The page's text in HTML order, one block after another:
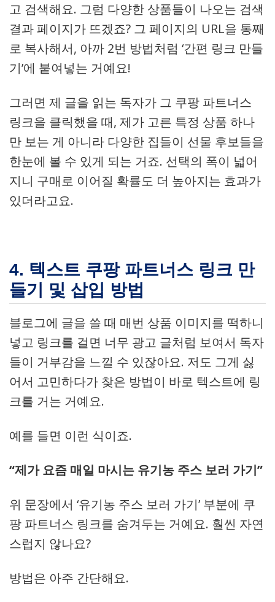
고 검색해요. 그럼 다양한 상품들이 나오는 검색
결과 페이지가 뜨겠죠? 그 페이지의 URL을 통째
로 복사해서, 아까 2번 방법처럼 ‘간편 링크 만들
기’에 붙여넣는 거예요!
그러면 제 글을 읽는 독자가 그 쿠팡 파트너스
링크을 클릭했을 때, 제가 고른 특정 상품 하나
만 보는 게 아니라 다양한 집들이 선물 후보들을
한눈에 볼 수 있게 되는 거죠. 선택의 폭이 넓어
지니 구매로 이어질 확률도 더 높아지는 효과가
있더라고요.
4. 텍스트 쿠팡 파트너스 링크 만
들기 및 삽입 방법
블로그에 글을 쓸 때 매번 상품 이미지를 떡하니
넣고 링크를 걸면 너무 광고 글처럼 보여서 독자
들이 거부감을 느낄 수 있잖아요. 저도 그게 싫
어서 고민하다가 찾은 방법이 바로 텍스트에 링
크를 거는 거예요.
예를 들면 이런 식이죠.
“제가 요즘 매일 마시는 유기농 주스 보러 가기”
위 문장에서 ‘유기농 주스 보러 가기’ 부분에 쿠
팡 파트너스 링크를 숨겨두는 거예요. 훨씬 자연
스럽지 않나요?
방법은 아주 간단해요.